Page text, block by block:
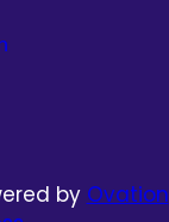
by Ovation